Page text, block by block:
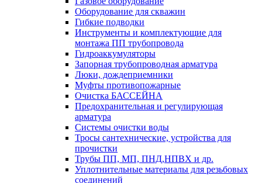
Оборудование для скважин
Гибкие подводки
Инструменты и комплектующие для
монтажа ПП трубопровода
Гидроаккумуляторы
Запорная трубопроводная арматура
Люки, дождеприемники
Муфты противопожарные
Очистка БАССЕЙНА
Предохранительная и регулирующая
арматура
Системы очистки воды
Тросы сантехнические, устройства для
прочистки
Трубы ПП, МП, ПНД,НПВХ и др.
Уплотнительные материалы для резьбовых
соединений